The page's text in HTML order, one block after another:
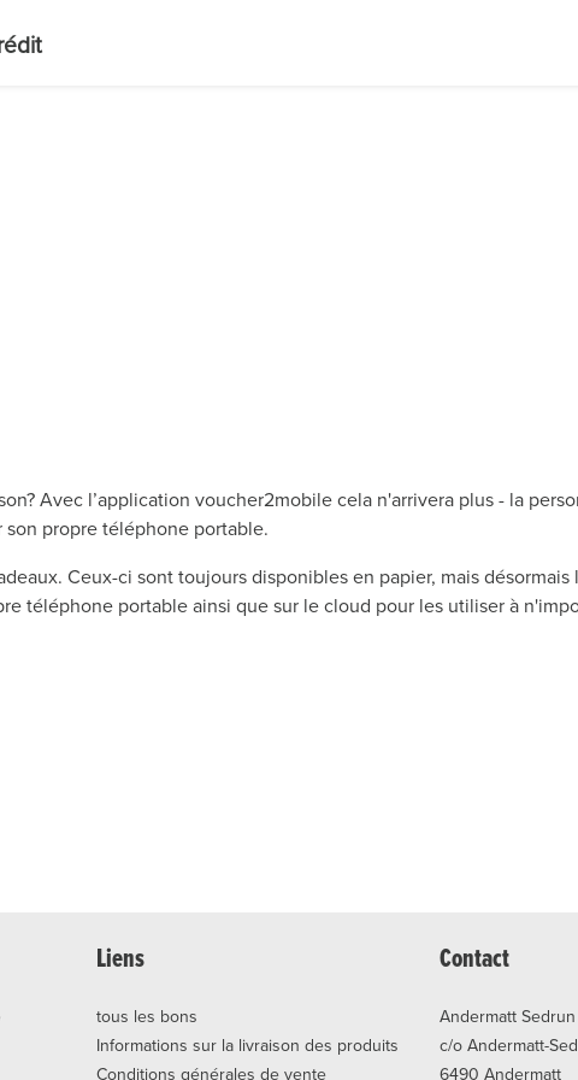
Avec l’application voucher2mobile cela n'arrivera plus - la
propre téléphone portable.
Ceux-ci sont toujours disponibles en papier, mais
téléphone portable ainsi que sur le cloud pour les utiliser à
Liens
tous les bons
Informations sur la livraison des produits
Conditions générales de vente
Contact
Andermatt
c/o Andermatt-
6490 Andermatt